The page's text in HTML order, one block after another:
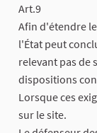
Art.9
Afin d'étendre
l'État peut
relevant pas de
dispositions
Lorsque ces
sur le site.